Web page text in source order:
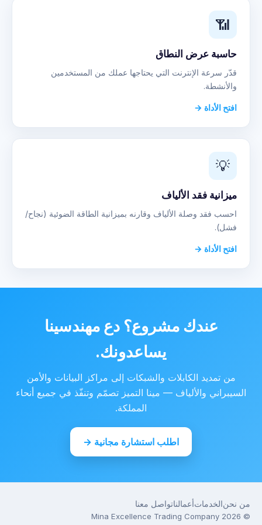
📶
حاسبة عرض النطاق
قدّر سرعة الإنترنت التي يحتاجها عملك من المستخدمين
والأنشطة.
افتح الأداة →
💡
ميزانية فقد الألياف
احسب فقد وصلة الألياف وقارنه بميزانية الطاقة الضوئية (نجاح/
فشل).
افتح الأداة →
عندك مشروع؟ دع مهندسينا
يساعدونك.
من تمديد الكابلات والشبكات إلى مراكز البيانات والأمن
السيبراني والألياف — مينا التميز تصمّم وتنفّذ في جميع أنحاء
المملكة.
اطلب استشارة مجانية →
من نحنالخدماتأعمالناتواصل معنا
©
2026